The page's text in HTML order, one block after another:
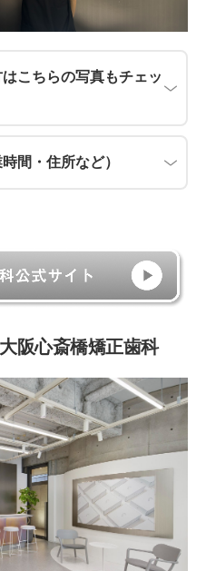
こちらの写真もチェッ
間・住所など）
阪心斎橋矯正歯科